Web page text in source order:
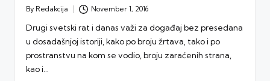
Posted
By Redakcija November 1, 2016
Drugi svetski rat i danas važi za događaj bez presedana
u dosadašnjoj istoriji, kako po broju žrtava, tako i po
prostranstvu na kom se vodio, broju zaraćenih strana,
kao i…